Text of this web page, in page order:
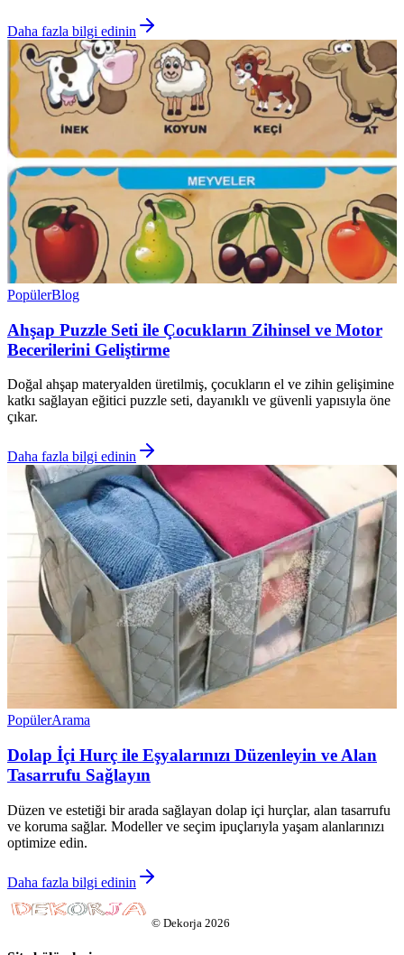
Daha fazla bilgi edinin
PopülerBlog
Ahşap Puzzle Seti ile Çocukların Zihinsel ve Motor
Becerilerini Geliştirme
Doğal ahşap materyalden üretilmiş, çocukların el ve zihin gelişimine
katkı sağlayan eğitici puzzle seti, dayanıklı ve güvenli yapısıyla öne
çıkar.
Daha fazla bilgi edinin
PopülerArama
Dolap İçi Hurç ile Eşyalarınızı Düzenleyin ve Alan
Tasarrufu Sağlayın
Düzen ve estetiği bir arada sağlayan dolap içi hurçlar, alan tasarrufu
ve koruma sağlar. Modeller ve seçim ipuçlarıyla yaşam alanlarınızı
optimize edin.
Daha fazla bilgi edinin
© Dekorja 2026